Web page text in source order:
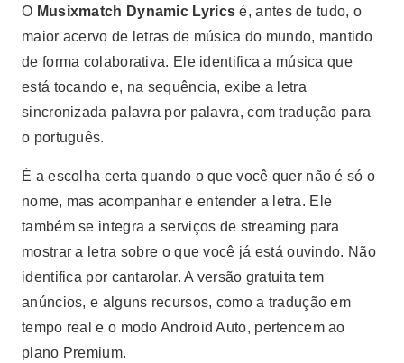
О Musixmatch Dynamic Lyrics é, antes de tudo, o
maior acervo de letras de música do mundo, mantido
de forma colaborativa. Ele identifica a música que
está tocando e, na sequência, exibe a letra
sincronizada palavra por palavra, com tradução para
o português.
É a escolha certa quando o que você quer não é só o
nome, mas acompanhar e entender a letra. Ele
também se integra a serviços de streaming para
mostrar a letra sobre o que você já está ouvindo. Não
identifica por cantarolar. A versão gratuita tem
anúncios, e alguns recursos, como a tradução em
tempo real e o modo Android Auto, pertencem ao
plano Premium.